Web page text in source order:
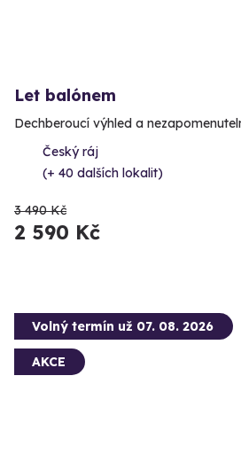
Let balónem
Dechberoucí výhled a
Český ráj
(+ 40 dalších lokalit)
3 490 Kč
2 590 Kč
Volný termín už 07. 08. 2026
AKCE